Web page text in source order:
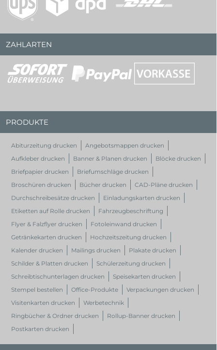
ZAHLARTEN
PRODUKTE
Abiturzeitung drucken
Angebotsmappen drucken
Aufkleber drucken
Banner & Planen drucken
Blöcke drucken
Briefpapier drucken
Briefumschläge drucken
Broschüren drucken
Bücher drucken
CAD-Pläne drucken
Durchschreibesätze drucken
Einladungskarten drucken
Etiketten auf Rolle drucken
Fahrzeugbeschriftung
Flyer & Falzflyer drucken
Fotoleinwand drucken
Getränkekarten drucken
Hochzeitszeitung drucken
Kalender drucken
Mailings drucken
Plakate drucken
Schilder & Platten drucken
Schülerzeitung drucken
Schreibtischunterlagen drucken
Speisekarten drucken
Stempel bestellen
Office-Produkte
Verpackungen drucken
Visitenkarten drucken
Werbetechnik
Ringbücher & Ordner drucken
Rollup-Banner drucken
Postkarten drucken